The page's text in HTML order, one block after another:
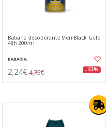
Babaria desodorante Men Black Gold
48h 200ml
BABARIA
2,24€ 4,75€ - 53%